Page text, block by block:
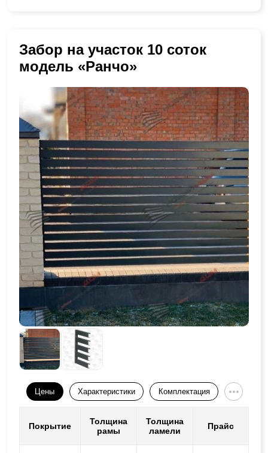
Забор на участок 10 соток
модель «Ранчо»
Цены Характеристики Комплектация
Покрытие
Толщина
рамы
Толщина
ламели
Прайс